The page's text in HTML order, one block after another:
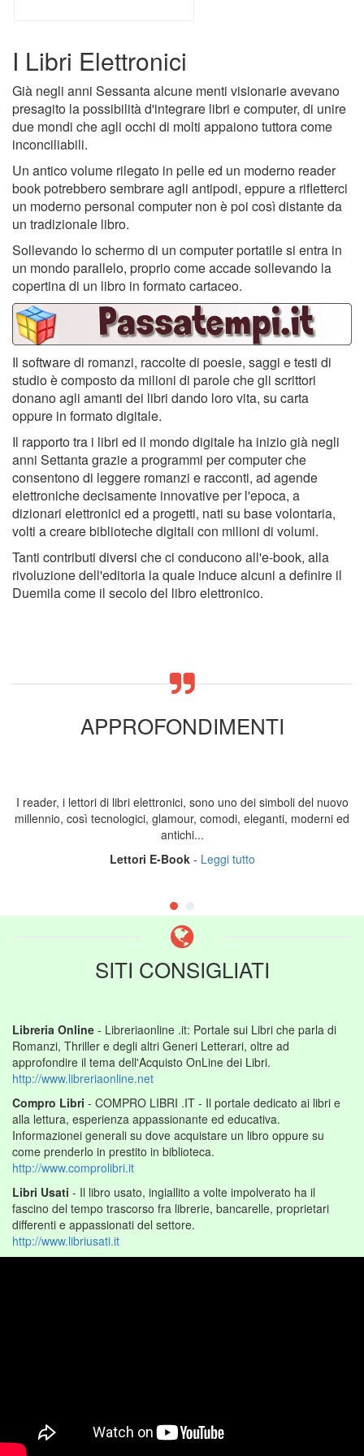
I Libri Elettronici
Già negli anni Sessanta alcune menti visionarie avevano
presagito la possibilità d'integrare libri e computer, di unire
due mondi che agli occhi di molti appaiono tuttora come
inconciliabili.
Un antico volume rilegato in pelle ed un moderno reader
book potrebbero sembrare agli antipodi, eppure a rifletterci
un moderno personal computer non è poi così distante da
un tradizionale libro.
Sollevando lo schermo di un computer portatile si entra in
un mondo parallelo, proprio come accade sollevando la
copertina di un libro in formato cartaceo.
Il software di romanzi, raccolte di poesie, saggi e testi di
studio è composto da milioni di parole che gli scrittori
donano agli amanti dei libri dando loro vita, su carta
oppure in formato digitale.
Il rapporto tra i libri ed il mondo digitale ha inizio già negli
anni Settanta grazie a programmi per computer che
consentono di leggere romanzi e racconti, ad agende
elettroniche decisamente innovative per l'epoca, a
dizionari elettronici ed a progetti, nati su base volontaria,
volti a creare biblioteche digitali con milioni di volumi.
Tanti contributi diversi che ci conducono all'e-book, alla
rivoluzione dell'editoria la quale induce alcuni a definire il
Duemila come il secolo del libro elettronico.
APPROFONDIMENTI
I reader, i lettori di libri elettronici, sono uno dei simboli del nuovo
millennio, così tecnologici, glamour, comodi, eleganti, moderni ed
antichi...
Lettori E-Book- Leggi tutto
SITI CONSIGLIATI
Libreria Online - Libreriaonline .it: Portale sui Libri che parla di
Romanzi, Thriller e degli altri Generi Letterari, oltre ad
approfondire il tema dell'Acquisto OnLine dei Libri.
http://www.libreriaonline.net
Compro Libri - COMPRO LIBRI .IT - Il portale dedicato ai libri e
alla lettura, esperienza appassionante ed educativa.
Informazionei generali su dove acquistare un libro oppure su
come prenderlo in prestito in biblioteca.
http://www.comprolibri.it
Libri Usati - Il libro usato, ingiallito a volte impolverato ha il
fascino del tempo trascorso fra librerie, bancarelle, proprietari
differenti e appassionati del settore.
http://www.libriusati.it